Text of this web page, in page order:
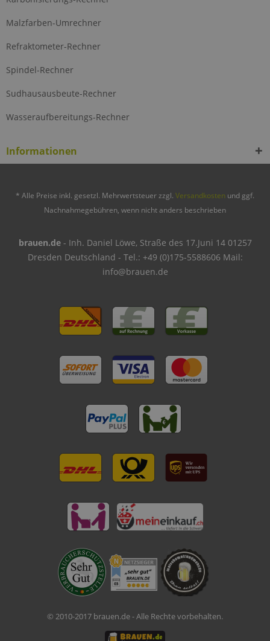
Malzfarben-Umrechner
Refraktometer-Rechner
Spindel-Rechner
Sudhausausbeute-Rechner
Wasseraufbereitungs-Rechner
Informationen
* Alle Preise inkl. gesetzl. Mehrwertsteuer zzgl. Versandkosten und ggf.
Nachnahmegebühren, wenn nicht anders beschrieben
brauen.de- Inh. Daniel Löwe, Straße des 17.Juni 14 01257
Dresden Deutschland - Tel.: +49 (0)175-5588606 Mail:
info@brauen.de
© 2010-2017 brauen.de - Alle Rechte vorbehalten.